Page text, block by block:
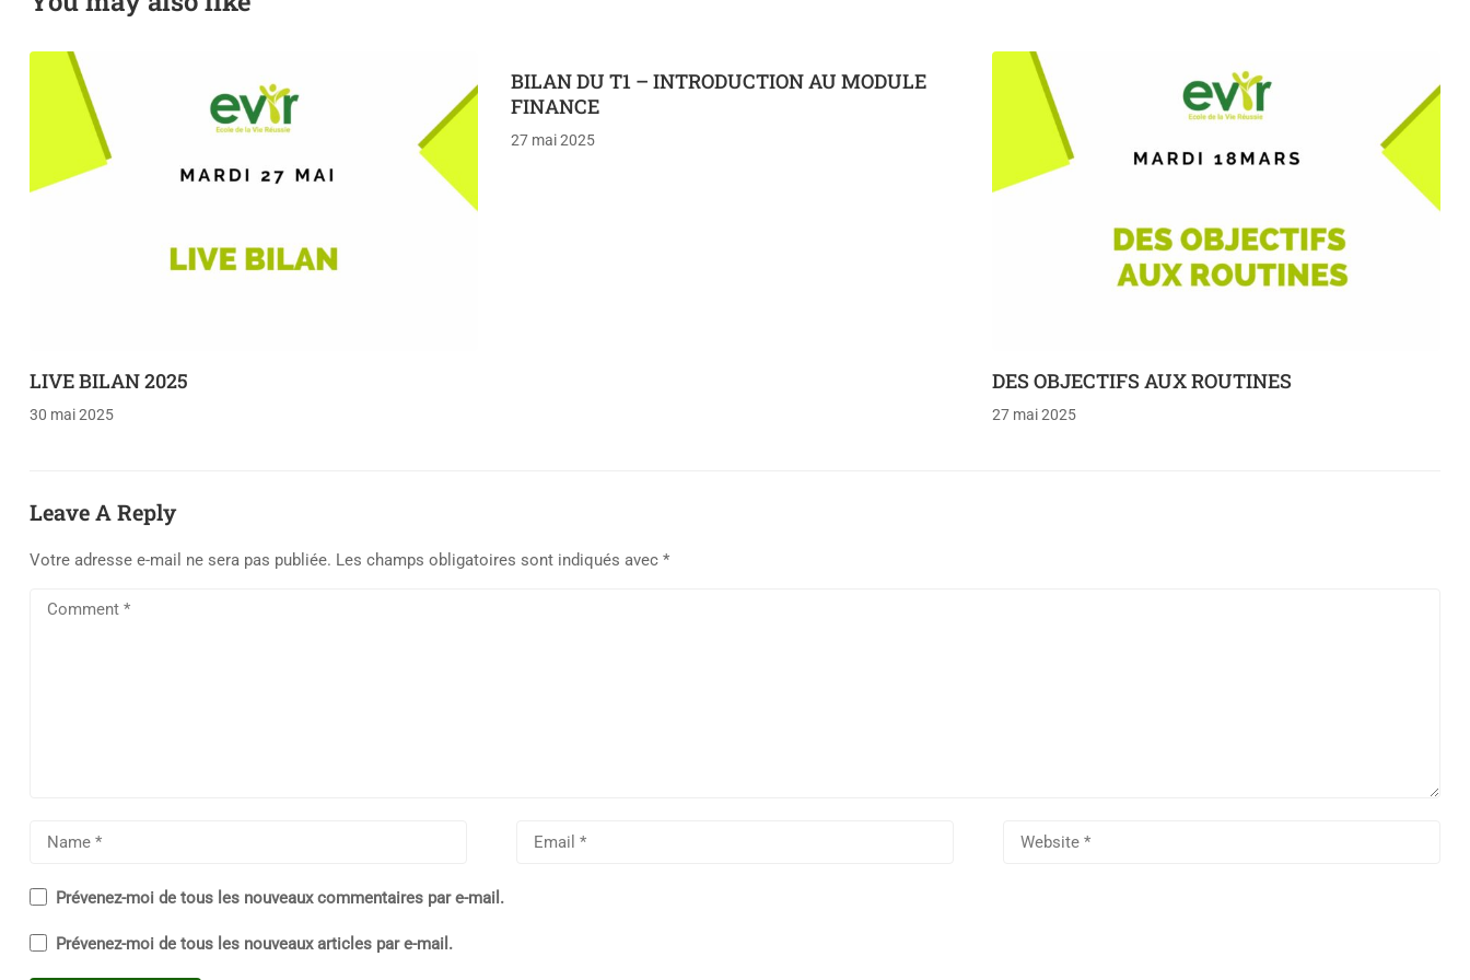
LIVE BILAN 2025
30 mai 2025
BILAN DU T1 – INTRODUCTION AU MODULE
FINANCE
27 mai 2025
DES OBJECTIFS AUX ROUTINES
27 mai 2025
Leave A Reply
Votre adresse e-mail ne sera pas publiée. Les champs obligatoires sont indiqués avec *
Prévenez-moi de tous les nouveaux commentaires par e-mail.
Prévenez-moi de tous les nouveaux articles par e-mail.